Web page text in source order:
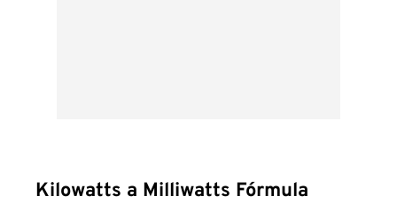
Kilowatts a Milliwatts Fórmula